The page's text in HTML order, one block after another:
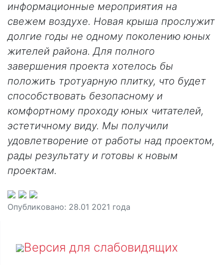
информационные мероприятия на
свежем воздухе. Новая крыша прослужит
долгие годы не одному поколению юных
жителей района. Для полного
завершения проекта хотелось бы
положить тротуарную плитку, что будет
способствовать безопасному и
комфортному проходу юных читателей,
эстетичному виду. Мы получили
удовлетворение от работы над проектом,
рады результату и готовы к новым
проектам.
Опубликовано: 28.01 2021 года
Версия для слабовидящих